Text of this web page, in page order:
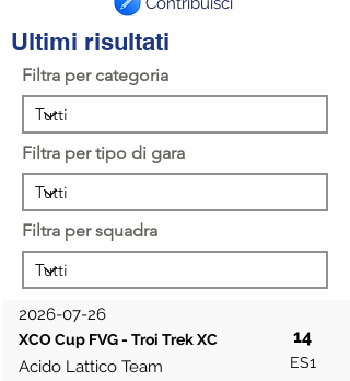
Ultimi risultati
Filtra per categoria
Filtra per tipo di gara
Filtra per squadra
2026-07-26
XCO Cup FVG - Troi Trek XC 14
Acido Lattico Team ES1